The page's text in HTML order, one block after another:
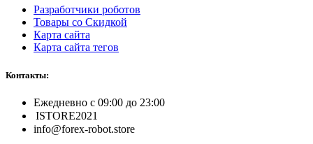
Разработчики роботов
Товары со Скидкой
Карта сайта
Карта сайта тегов
Контакты:
Ежедневно с 09:00 до 23:00
ISTORE2021
info@forex-robot.store